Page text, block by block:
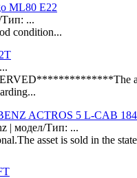
ML80 E22
Тип: ...
condition...
asset
ACTROS 5 L-CAB
| модел/Тип: ...
asset is sold in the